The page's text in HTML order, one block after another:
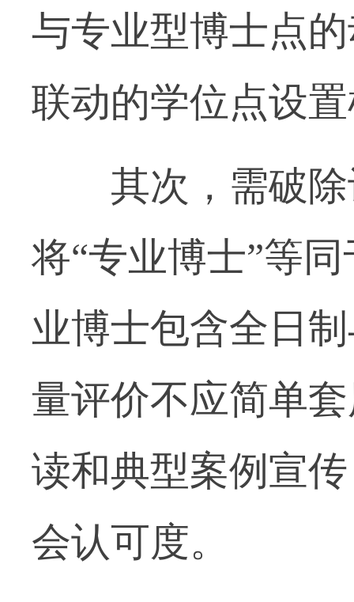
与专业型博士点
联动的学位点设
其次，需破除
将“专业博士”等
业博士包含全日
量评价不应简单
读和典型案例宣
会认可度。